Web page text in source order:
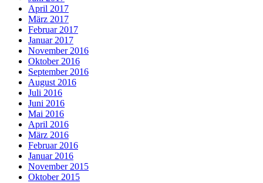
April 2017
März 2017
Februar 2017
Januar 2017
November 2016
Oktober 2016
September 2016
August 2016
Juli 2016
Juni 2016
Mai 2016
April 2016
März 2016
Februar 2016
Januar 2016
November 2015
Oktober 2015